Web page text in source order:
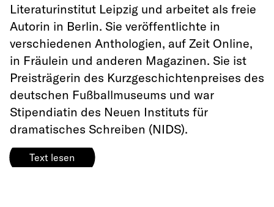
Literaturinstitut Leipzig und arbeitet als freie
Autorin in Berlin. Sie veröffentlichte in
verschiedenen Anthologien, auf Zeit Online,
in Fräulein und anderen Magazinen. Sie ist
Preisträgerin des Kurzgeschichtenpreises des
deutschen Fußballmuseums und war
Stipendiatin des Neuen Instituts für
dramatisches Schreiben (NIDS).
Text lesen